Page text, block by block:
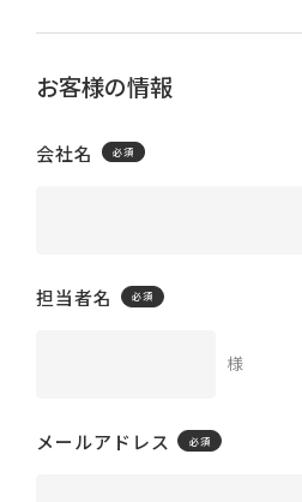
お客様の情報
会社名
担当者名
様
メールアドレス